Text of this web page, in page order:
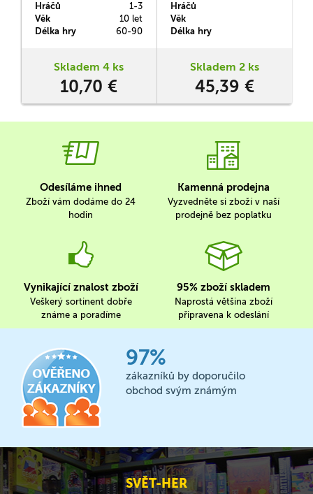
jednoho hráče. Nový souboj
s pirátkou si ale můžete užít
i ve dvou či ve třech.
Hráčů
1-3
Věk
10 let
Délka hry
60-90
Skladem 4 ks
10,70 €
(Divukraj Dálava). V Deluxe
Rexource Vessels budou
vaše suroviny jako v
Hráčů
Věk
Délka hry
Skladem 2 ks
45,39 €
Odesíláme ihned
Zboží vám dodáme do 24
hodin
Kamenná prodejna
Vyzvedněte si zboží v naší
prodejně bez poplatku
Vynikající znalost zboží
Veškerý sortinent dobře
známe a poradíme
95% zboží skladem
Naprostá většina zboží
připravena k odeslání
97%
zákazníků by doporučilo
obchod svým známým
SVĚT-HER